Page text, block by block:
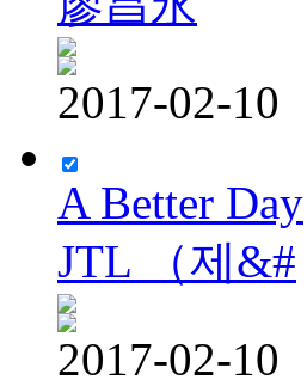
2017-02-10
A Better Day
JTL （제&#
2017-02-10